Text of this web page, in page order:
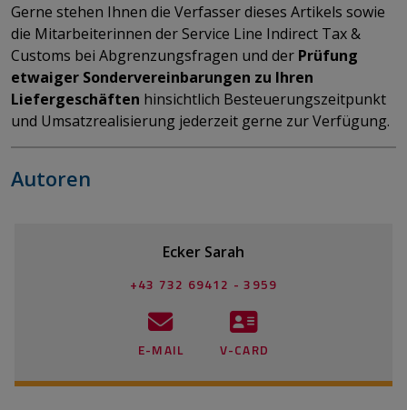
Gerne stehen Ihnen die Verfasser dieses Artikels sowie
die Mitarbeiterinnen der Service Line Indirect Tax &
Customs bei Abgrenzungsfragen und der Prüfung
etwaiger Sondervereinbarungen zu Ihren
Liefergeschäften hinsichtlich Besteuerungszeitpunkt
und Umsatzrealisierung jederzeit gerne zur Verfügung.
Autoren
Ecker Sarah
+43 732 69412 - 3959
E-MAIL V-CARD